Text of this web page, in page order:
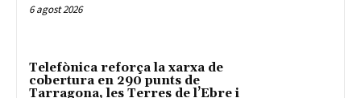
6 agost 2026
Telefònica reforça la xarxa de
cobertura en 290 punts de
Tarragona, les Terres de l’Ebre i